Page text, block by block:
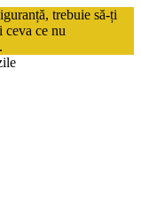
trebuie să-ți
ceva ce nu